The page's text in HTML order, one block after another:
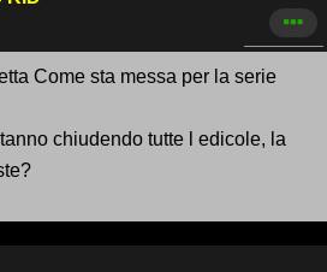
Come sta messa per la serie
chiudendo tutte l edicole, la